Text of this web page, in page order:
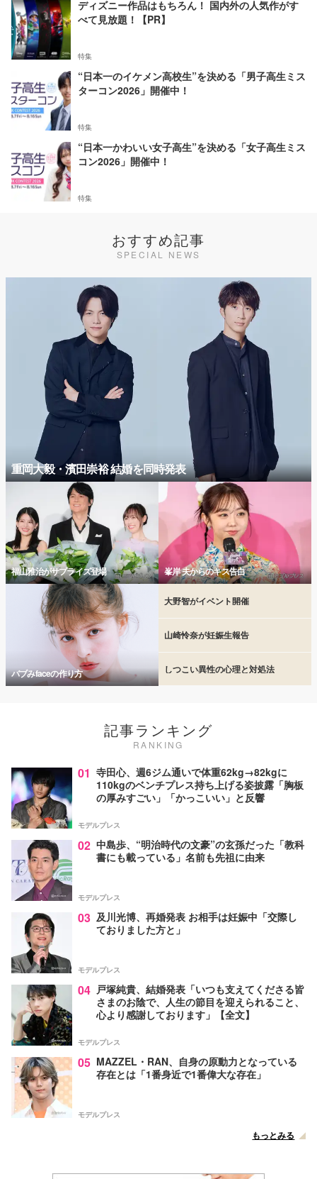
ディズニー作品はもちろん！ 国内外の人気作がす
べて見放題！【PR】
特集
“日本一のイケメン高校生”を決める「男子高生ミス
ターコン2026」開催中！
特集
“日本一かわいい女子高生”を決める「女子高生ミス
コン2026」開催中！
特集
おすすめ記事
SPECIAL NEWS
重岡大毅・濱田崇裕 結婚を同時発表
福山雅治がサプライズ登場 峯岸 夫からのキス告白
バブみfaceの作り方
大野智がイベント開催
山崎怜奈が妊娠生報告
しつこい異性の心理と対処法
記事ランキング
RANKING
01 寺田心、週6ジム通いで体重62kg→82kgに
110kgのベンチプレス持ち上げる姿披露「胸板
の厚みすごい」「かっこいい」と反響
モデルプレス
02 中島歩、“明治時代の文豪”の玄孫だった「教科
書にも載っている」名前も先祖に由来
モデルプレス
03 及川光博、再婚発表 お相手は妊娠中「交際し
ておりました方と」
モデルプレス
04 戸塚純貴、結婚発表「いつも支えてくださる皆
さまのお陰で、人生の節目を迎えられること、
心より感謝しております」【全文】
モデルプレス
05 MAZZEL・RAN、自身の原動力となっている
存在とは「1番身近で1番偉大な存在」
モデルプレス
もっとみる